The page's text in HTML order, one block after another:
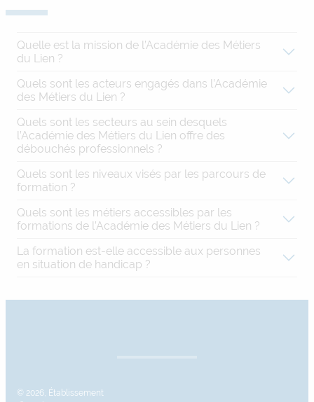
Quelle est la mission de l’Académie des Métiers
du Lien ?
Quels sont les acteurs engagés dans l’Académie
des Métiers du Lien ?
Quels sont les secteurs au sein desquels
l’Académie des Métiers du Lien offre des
débouchés professionnels ?
Quels sont les niveaux visés par les parcours de
formation ?
Quels sont les métiers accessibles par les
formations de l’Académie des Métiers du Lien ?
La formation est-elle accessible aux personnes
en situation de handicap ?
© 2026, Établissement